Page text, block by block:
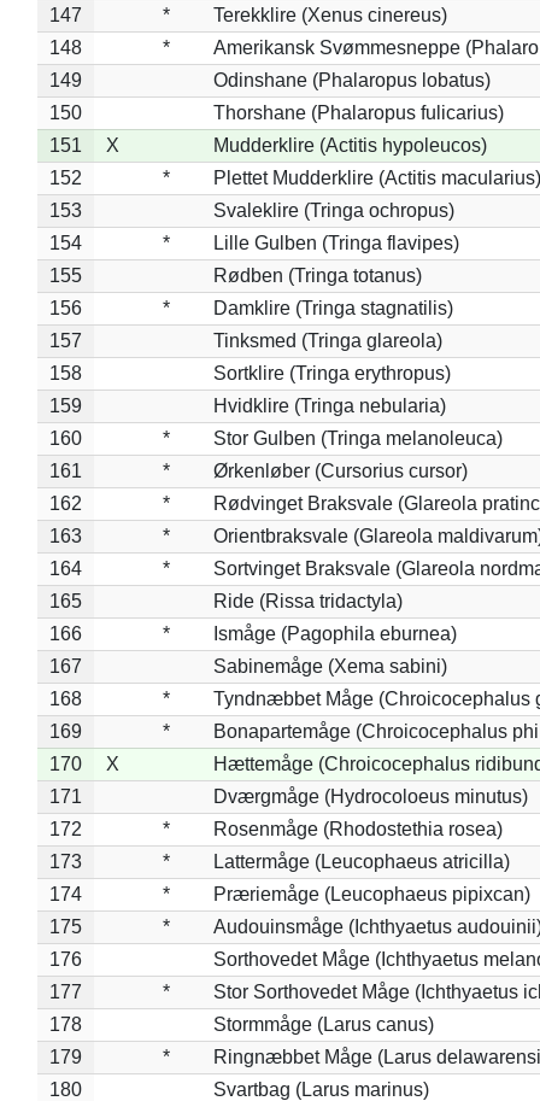
147
*
Terekklire (Xenus cinereus)
148
*
Amerikansk Svømmesneppe
149
Odinshane (Phalaropus lobatus)
150
Thorshane (Phalaropus fulicarius)
151
X
Mudderklire (Actitis hypoleucos)
152
*
Plettet Mudderklire (Actitis macularius)
153
Svaleklire (Tringa ochropus)
154
*
Lille Gulben (Tringa flavipes)
155
Rødben (Tringa totanus)
156
*
Damklire (Tringa stagnatilis)
157
Tinksmed (Tringa glareola)
158
Sortklire (Tringa erythropus)
159
Hvidklire (Tringa nebularia)
160
*
Stor Gulben (Tringa melanoleuca)
161
*
Ørkenløber (Cursorius cursor)
162
*
Rødvinget Braksvale (Glareola
163
*
Orientbraksvale (Glareola
164
*
Sortvinget Braksvale (Glareola
165
Ride (Rissa tridactyla)
166
*
Ismåge (Pagophila eburnea)
167
Sabinemåge (Xema sabini)
168
*
Tyndnæbbet Måge (Chroicocephalus
169
*
Bonapartemåge (Chroicocephalus
170
X
Hættemåge (Chroicocephalus
171
Dværgmåge (Hydrocoloeus minutus)
172
*
Rosenmåge (Rhodostethia rosea)
173
*
Lattermåge (Leucophaeus atricilla)
174
*
Præriemåge (Leucophaeus pipixcan)
175
*
Audouinsmåge (Ichthyaetus
176
Sorthovedet Måge (Ichthyaetus
177
*
Stor Sorthovedet Måge (Ichthyaetus
178
Stormmåge (Larus canus)
179
*
Ringnæbbet Måge (Larus
180
Svartbag (Larus marinus)